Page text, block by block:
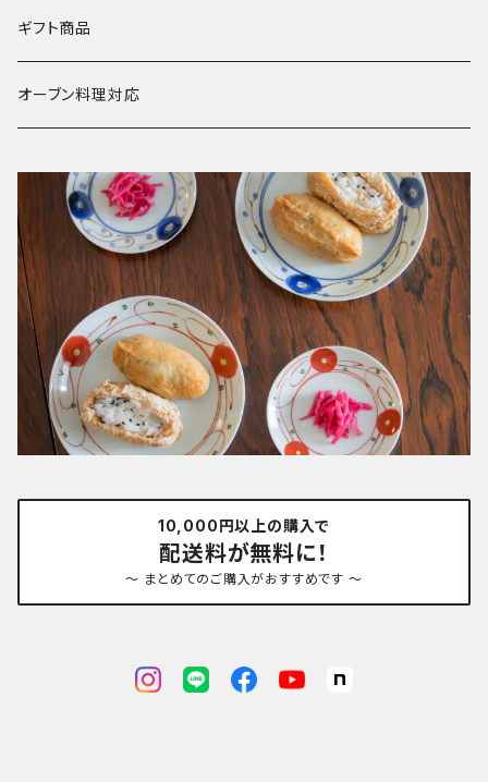
ギフト商品
オーブン料理対応
10,000円以上の購入で
配送料が無料に！
～ まとめてのご購入がおすすめです ～